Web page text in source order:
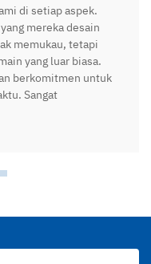
di setiap aspek.
mereka desain
memukau, tetapi
yang luar biasa.
berkomitmen untuk
Sangat